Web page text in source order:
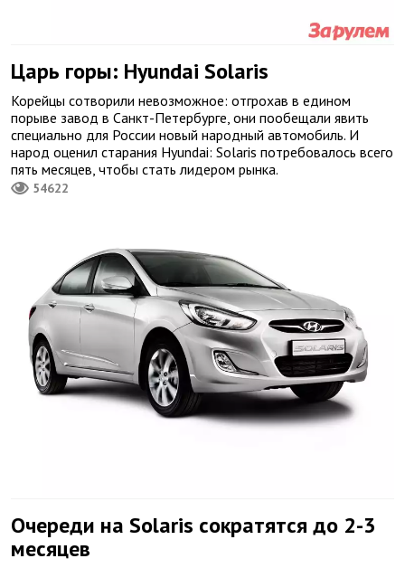
Царь горы: Hyundai Solaris
Корейцы сотворили невозможное: отгрохав в едином
порыве завод в Санкт-Петербурге, они пообещали явить
специально для России новый народный автомобиль. И
народ оценил старания Hyundai: Solaris потребовалось всего
пять месяцев, чтобы стать лидером рынка.
54622
Очереди на Solaris сократятся до 2-3
месяцев